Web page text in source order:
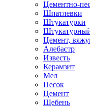
Цементно-
Шпатлевки
Штукатурки
Цемент,
Алебастр
Известь
Керамзит
Мел
Песок
Цемент
Щебень